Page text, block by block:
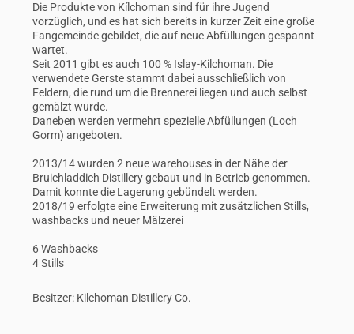
Die Produkte von Kílchoman sind für ihre Jugend
vorzüglich, und es hat sich bereits in kurzer Zeit eine große
Fangemeinde gebildet, die auf neue Abfüllungen gespannt
wartet.
Seit 2011 gibt es auch 100 % Islay-Kilchoman. Die
verwendete Gerste stammt dabei ausschließlich von
Feldern, die rund um die Brennerei liegen und auch selbst
gemälzt wurde.
Daneben werden vermehrt spezielle Abfüllungen (Loch
Gorm) angeboten.
2013/14 wurden 2 neue warehouses in der Nähe der
Bruichladdich Distillery gebaut und in Betrieb genommen.
Damit konnte die Lagerung gebündelt werden.
2018/19 erfolgte eine Erweiterung mit zusätzlichen Stills,
washbacks und neuer Mälzerei
6 Washbacks
4 Stills
Besitzer: Kilchoman Distillery Co.